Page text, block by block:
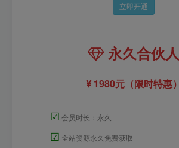
立即开通
永久合伙人
1980元（限时特惠）
☑ 会员时长：永久
☑ 全站资源永久免费获取